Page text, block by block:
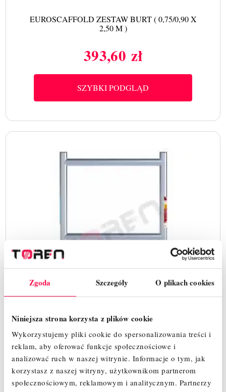
Zgoda Szczegóły O plikach cookies
Niniejsza strona korzysta z plików cookie
Wykorzystujemy pliki cookie do spersonalizowania treści i
reklam, aby oferować funkcje społecznościowe i
analizować ruch w naszej witrynie. Informacje o tym, jak
korzystasz z naszej witryny, użytkownikom partnerom
społecznościowym, reklamowym i analitycznym. Partnerzy
EUROSCAFFOLD ZESTAW BURT ( 0,75/0,90 X
2,50 M )
Cena
393,60 zł
SZYBKI PODGLĄD
EUROSCAFFOLD RAMA PORĘCZOWA 1,00 X
0,75 M ( PASUJE DO ALUMEXX , ALTREX , ASC )